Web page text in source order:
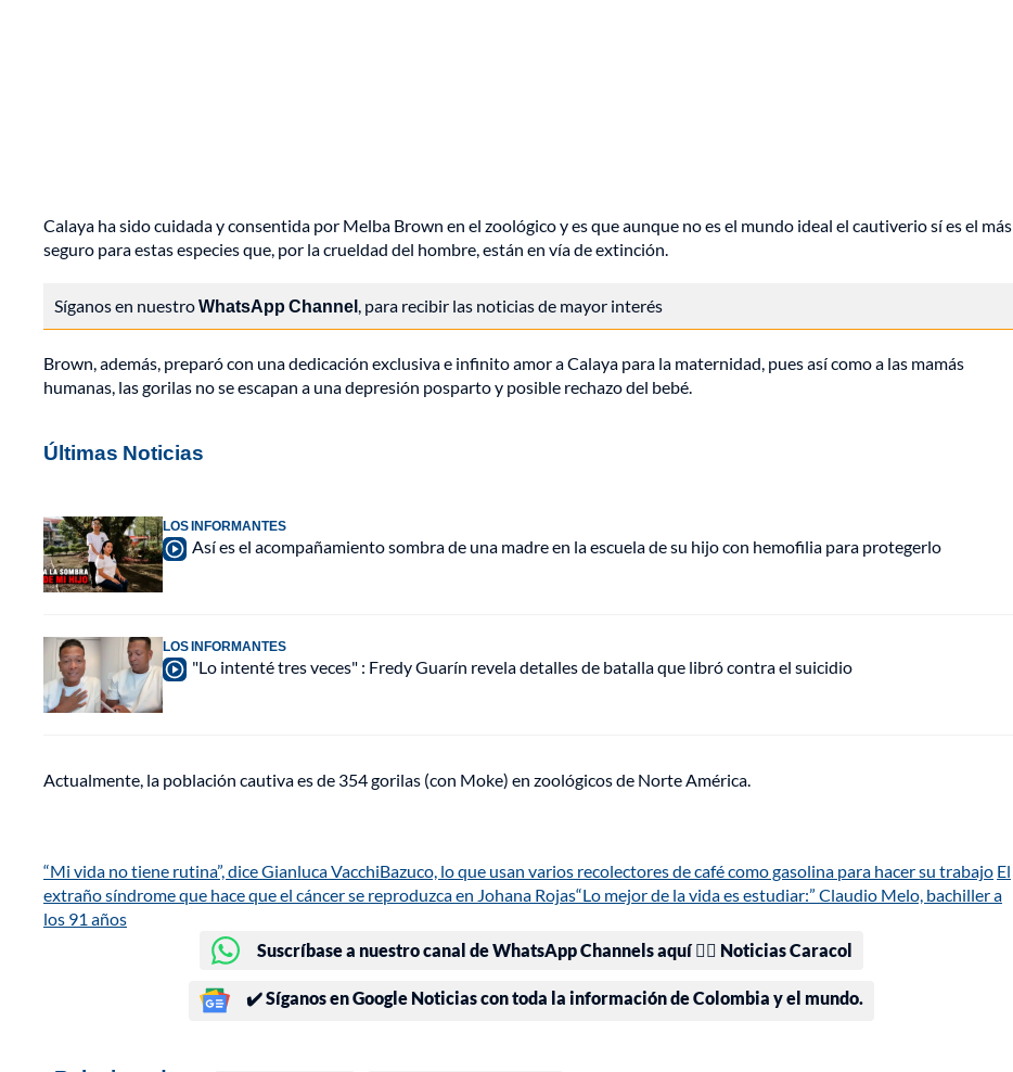
Calaya ha sido cuidada y consentida por Melba Brown en el zoológico y es que aunque no es el mundo ideal el cautiverio sí es el más
seguro para estas especies que, por la crueldad del hombre, están en vía de extinción.
Síganos en nuestroWhatsApp Channel , para recibir las noticias de mayor interés
Brown, además, preparó con una dedicación exclusiva e infinito amor a Calaya para la maternidad, pues así como a las mamás
humanas, las gorilas no se escapan a una depresión posparto y posible rechazo del bebé.
Últimas Noticias
LOS INFORMANTES
Así es el acompañamiento sombra de una madre en la escuela de su hijo con hemofilia para protegerlo
LOS INFORMANTES
"Lo intenté tres veces" : Fredy Guarín revela detalles de batalla que libró contra el suicidio
Actualmente, la población cautiva es de 354 gorilas (con Moke) en zoológicos de Norte América.
“Mi vida no tiene rutina”, dice Gianluca VacchiBazuco, lo que usan varios recolectores de café como gasolina para hacer su trabajo El
extraño síndrome que hace que el cáncer se reproduzca en Johana Rojas“Lo mejor de la vida es estudiar:” Claudio Melo, bachiller a
los 91 años
Suscríbase a nuestro canal de WhatsApp Channels aquí 👉🏻 Noticias Caracol
✔️ Síganos en Google Noticias con toda la información de Colombia y el mundo.